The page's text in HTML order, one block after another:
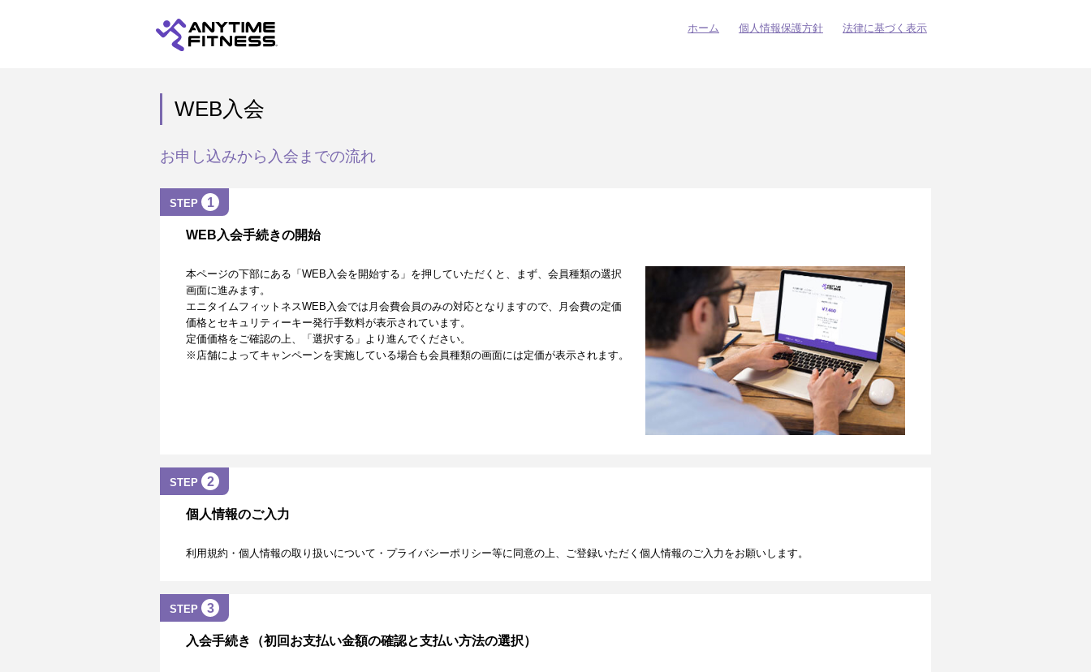
ホーム 個人情報保護方針 法律に基づく表示
WEB入会
お申し込みから入会までの流れ
STEP 1
WEB入会手続きの開始
本ページの下部にある「WEB入会を開始する」を押していただくと、まず、会員種類の選択
画面に進みます。
エニタイムフィットネスWEB入会では月会費会員のみの対応となりますので、月会費の定価
価格とセキュリティーキー発行手数料が表示されています。
定価価格をご確認の上、「選択する」より進んでください。
※店舗によってキャンペーンを実施している場合も会員種類の画面には定価が表示されます。
STEP 2
個人情報のご入力
利用規約・個人情報の取り扱いについて・プライバシーポリシー等に同意の上、ご登録いただく個人情報のご入力をお願いします。
STEP 3
入会手続き（初回お支払い金額の確認と支払い方法の選択）